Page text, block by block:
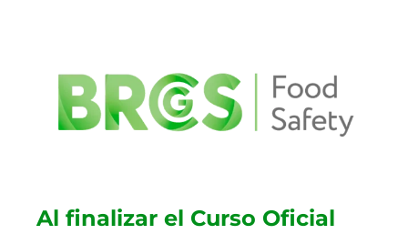
Al finalizar el Curso Oficial